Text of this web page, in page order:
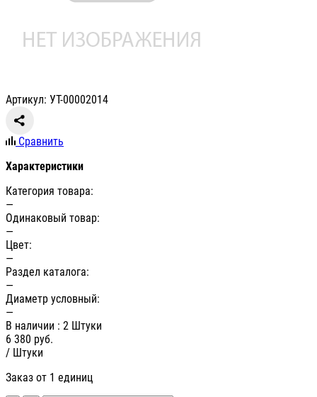
Артикул: УТ-00002014
Сравнить
Характеристики
Категория товара:
—
Одинаковый товар:
—
Цвет:
—
Раздел каталога:
—
Диаметр условный:
—
В наличии : 2 Штуки
6 380 руб.
/ Штуки
Заказ от 1 единиц